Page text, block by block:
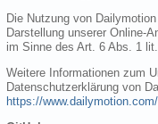
Die Nutzung von
Darstellung unserer Online-
im Sinne des Art. 6 Abs. 1
Weitere Informationen zum
Datenschutzerklärung von
https://